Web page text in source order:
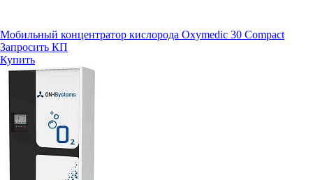
Мобильный концентратор кислорода Oxymedic 30 Compact
Запросить КП
Купить